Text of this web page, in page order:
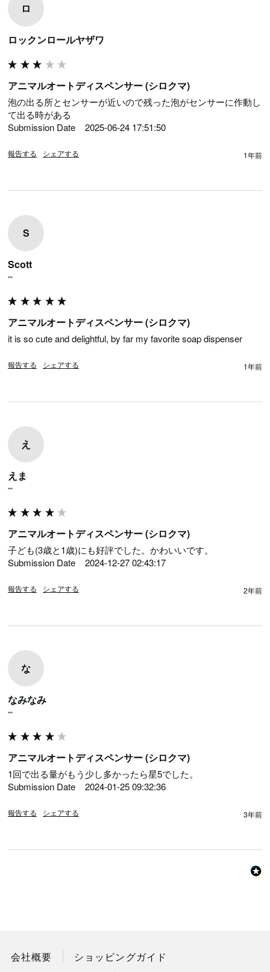
ロ
ロックンロールヤザワ
アニマルオートディスペンサー (シロクマ)
泡の出る所とセンサーが近いので残った泡がセンサーに作動し
て出る時がある
Submission Date	2025-06-24 17:51:50
報告する シェアする 1年前
S
Scott
""
アニマルオートディスペンサー (シロクマ)
it is so cute and delightful, by far my favorite soap dispenser
報告する シェアする 1年前
え
えま
""
アニマルオートディスペンサー (シロクマ)
子ども(3歳と1歳)にも好評でした。かわいいです。
Submission Date	2024-12-27 02:43:17
報告する シェアする 2年前
な
なみなみ
""
アニマルオートディスペンサー (シロクマ)
1回で出る量がもう少し多かったら星5でした。
Submission Date	2024-01-25 09:32:36
報告する シェアする 3年前
会社概要
ショッピングガイド